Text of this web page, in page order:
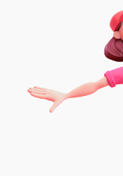
сомневаться, а значит,
спокойно принимаете
решения и экономите